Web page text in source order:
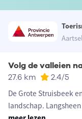
Volg de valleien
27.6 km 2.4/5
De Grote Struisbeek
landschap.